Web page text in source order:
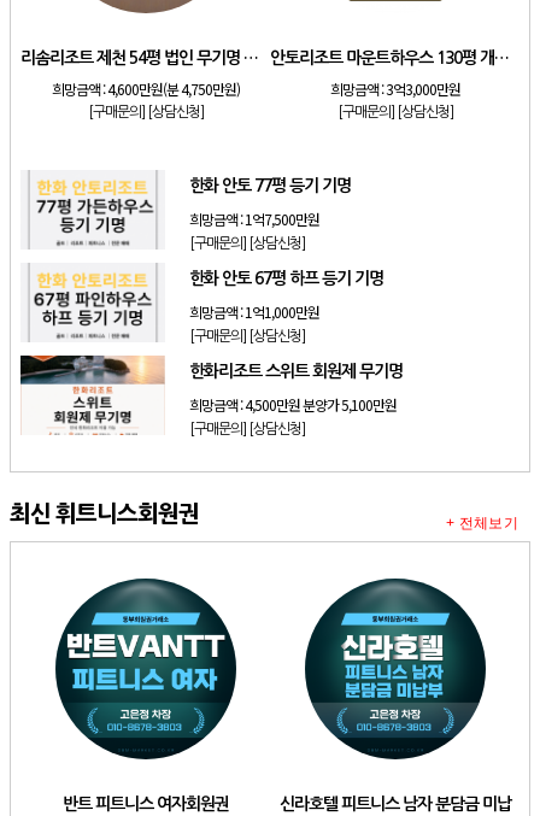
리솜리조트 제천 54평 법인 무기명 회원제
희망금액 :4,600만원(분 4,750만원)
[구매문의] [상담신청]
안토리조트 마운트하우스 130평 개인 기명
희망금액 :3억3,000만원
[구매문의] [상담신청]
한화 안토 77평 등기 기명
희망금액 :1억7,500만원
[구매문의] [상담신청]
한화 안토 67평 하프 등기 기명
희망금액 :1억1,000만원
[구매문의] [상담신청]
한화리조트 스위트 회원제 무기명
희망금액 :4,500만원 분양가 5,100만원
[구매문의] [상담신청]
최신 휘트니스회원권
반트 피트니스 여자회원권 신라호텔 피트니스 남자 분담금 미납
+ 전체보기